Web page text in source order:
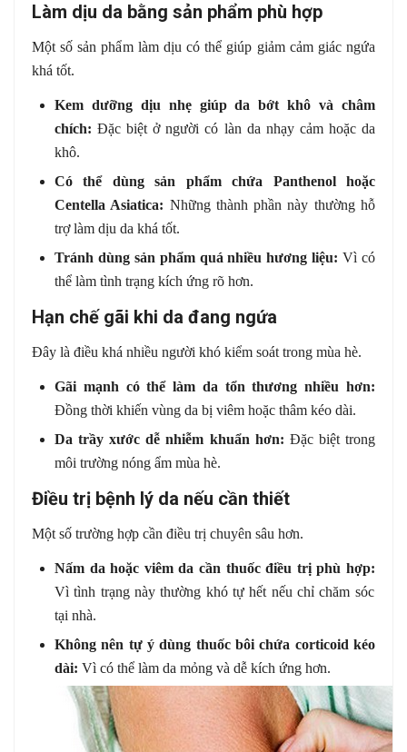
Làm dịu da bằng sản phẩm phù hợp
Một số sản phẩm làm dịu có thể giúp giảm cảm giác ngứa
khá tốt.
Kem dưỡng dịu nhẹ giúp da bớt khô và châm
chích: Đặc biệt ở người có làn da nhạy cảm hoặc da
khô.
Có thể dùng sản phẩm chứa Panthenol hoặc
Centella Asiatica: Những thành phần này thường hỗ
trợ làm dịu da khá tốt.
Tránh dùng sản phẩm quá nhiều hương liệu: Vì có
thể làm tình trạng kích ứng rõ hơn.
Hạn chế gãi khi da đang ngứa
Đây là điều khá nhiều người khó kiểm soát trong mùa hè.
Gãi mạnh có thể làm da tổn thương nhiều hơn:
Đồng thời khiến vùng da bị viêm hoặc thâm kéo dài.
Da trầy xước dễ nhiễm khuẩn hơn: Đặc biệt trong
môi trường nóng ẩm mùa hè.
Điều trị bệnh lý da nếu cần thiết
Một số trường hợp cần điều trị chuyên sâu hơn.
Nấm da hoặc viêm da cần thuốc điều trị phù hợp:
Vì tình trạng này thường khó tự hết nếu chỉ chăm sóc
tại nhà.
Không nên tự ý dùng thuốc bôi chứa corticoid kéo
dài: Vì có thể làm da mỏng và dễ kích ứng hơn.